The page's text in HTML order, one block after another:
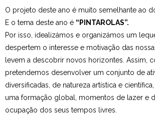
Utilidades
Contactos
O projeto deste ano é muito semelhante ao
E o tema deste ano é “PINTAROLAS”.
Por isso, idealizámos e organizámos um
despertem o interesse e motivação das
levem a descobrir novos horizontes. Assim,
pretendemos desenvolver um conjunto de
diversificadas, de natureza artística e
uma formação global, momentos de lazer e
ocupação dos seus tempos livres.